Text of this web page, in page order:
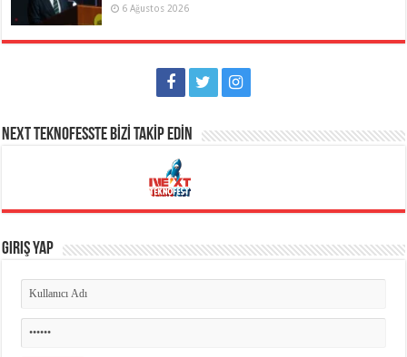
6 Ağustos 2026
NEXT TEKNOFESSTE BİZİ TAKİP EDİN
Giriş Yap